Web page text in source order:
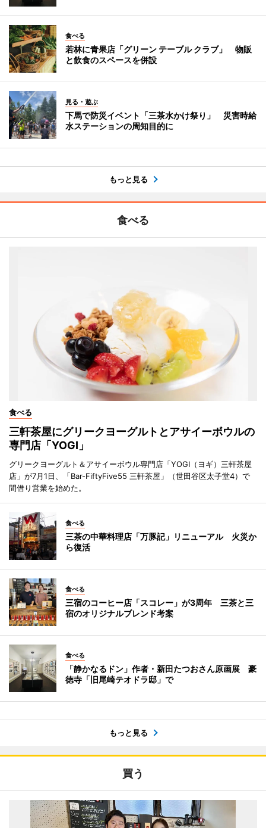
食べる
若林に青果店「グリーン テーブル クラブ」 物販
と飲食のスペースを併設
見る・遊ぶ
下馬で防災イベント「三茶水かけ祭り」 災害時給
水ステーションの周知目的に
もっと見る
食べる
食べる
三軒茶屋にグリークヨーグルトとアサイーボウルの
専門店「YOGI」
グリークヨーグルト＆アサイーボウル専門店「YOGI（ヨギ）三軒茶屋
店」が7月1日、「Bar-FiftyFive55 三軒茶屋」（世田谷区太子堂4）で
間借り営業を始めた。
食べる
三茶の中華料理店「万豚記」リニューアル 火災か
ら復活
食べる
三宿のコーヒー店「スコレー」が3周年 三茶と三
宿のオリジナルブレンド考案
食べる
「静かなるドン」作者・新田たつおさん原画展 豪
徳寺「旧尾崎テオドラ邸」で
もっと見る
買う